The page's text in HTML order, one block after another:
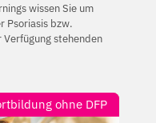
wissen Sie um
Psoriasis bzw.
stehenden
ohne DFP